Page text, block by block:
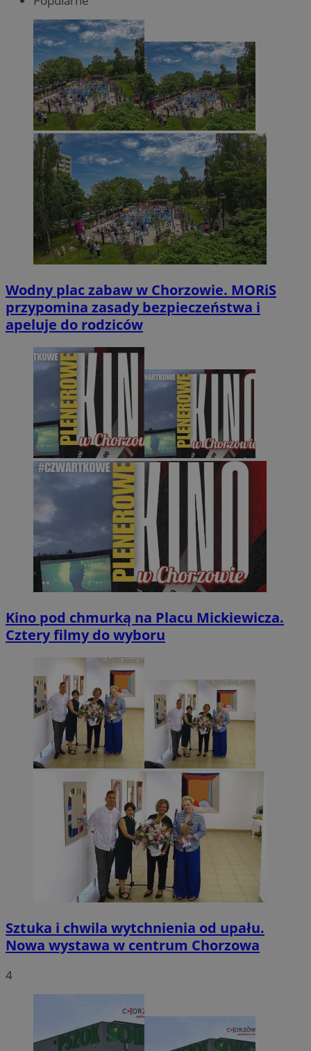
Wodny plac zabaw w Chorzowie. MORiS
przypomina zasady bezpieczeństwa i
apeluje do rodziców
Kino pod chmurką na Placu Mickiewicza.
Cztery filmy do wyboru
Sztuka i chwila wytchnienia od upału.
Nowa wystawa w centrum Chorzowa
4